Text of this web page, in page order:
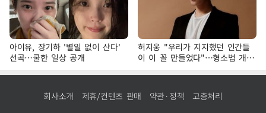
아이유, 장기하 '별일 없이 산다'
선곡…쿨한 일상 공개
허지웅 "우리가 지지했던 인간들
이 이 꼴 만들었다"…형소법 개정
에 격한 반응
회사소개 제휴/컨텐츠 판매 약관·정책 고충처리